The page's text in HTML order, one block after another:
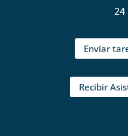
24
Envíar
Recibir